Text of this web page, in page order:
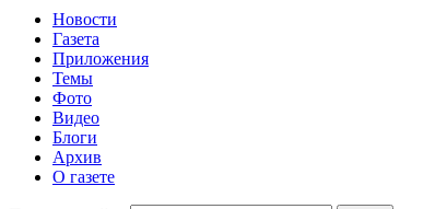
Новости
Газета
Приложения
Темы
Фото
Видео
Блоги
Архив
О газете